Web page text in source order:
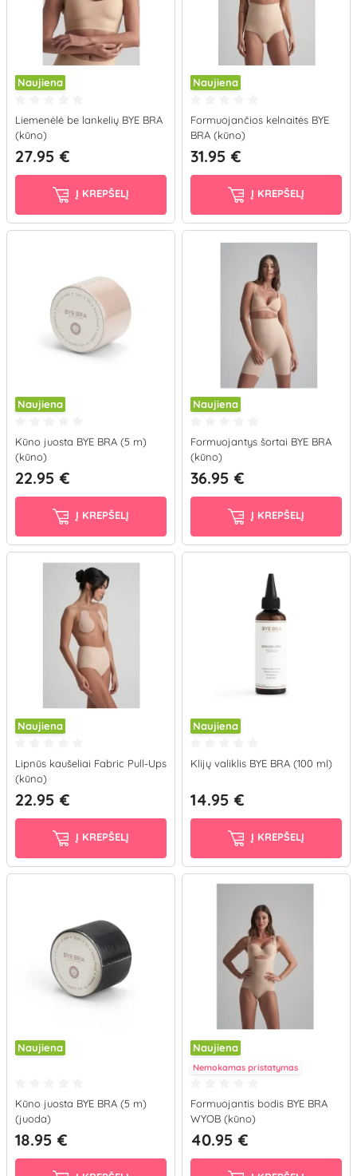
Naujiena
Liemenėlė be lankelių BYE BRA
(kūno)
27.95 €
Į KREPŠELĮ
Naujiena
Formuojančios kelnaitės BYE
BRA (kūno)
31.95 €
Į KREPŠELĮ
Naujiena
Kūno juosta BYE BRA (5 m)
(kūno)
22.95 €
Į KREPŠELĮ
Naujiena
Formuojantys šortai BYE BRA
(kūno)
36.95 €
Į KREPŠELĮ
Naujiena
Lipnūs kaušeliai Fabric Pull-Ups
(kūno)
22.95 €
Į KREPŠELĮ
Naujiena
Klijų valiklis BYE BRA (100 ml)
14.95 €
Į KREPŠELĮ
Naujiena
Kūno juosta BYE BRA (5 m)
(juoda)
18.95 €
Naujiena
Nemokamas pristatymas
Formuojantis bodis BYE BRA
WYOB (kūno)
40.95 €